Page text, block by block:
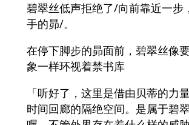
碧翠丝低声拒绝了/向前靠近一步
手的昴/。
在停下脚步的昴面前，碧翠丝像
象一样环视着禁书库
「听好了，这里是借由贝蒂的力
时间回廊的隔绝空间。是属于碧